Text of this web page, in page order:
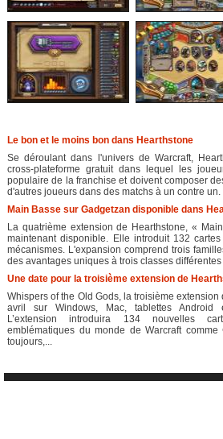
Le bon et le moins bon dans Hearthstone
Se déroulant dans l'univers de Warcraft,
cross-plateforme gratuit dans lequel les
populaire de la franchise et doivent composer
d'autres joueurs dans des matchs à un contre
Main Basse sur Gadgetzan disponible dans
La quatrième extension de Hearthstone, «
maintenant disponible. Elle introduit 132
mécanismes. L'expansion comprend trois
des avantages uniques à trois classes
Une date pour la troisième extension de
Whispers of the Old Gods, la troisième
avril sur Windows, Mac, tablettes Android
L’extension introduira 134 nouvelles
emblématiques du monde de Warcraft comme
toujours,...